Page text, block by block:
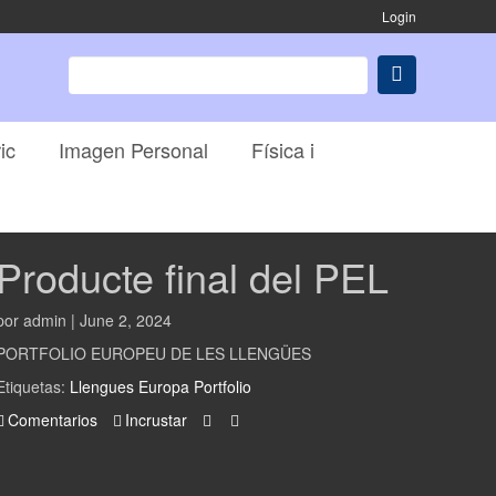
Login
Imagen Personal
Física i
Producte final del PEL
admin | June 2, 2024
EUROPEU DE LES LLENGÜES
Llengues Europa Portfolio
Comentarios
Incrustar